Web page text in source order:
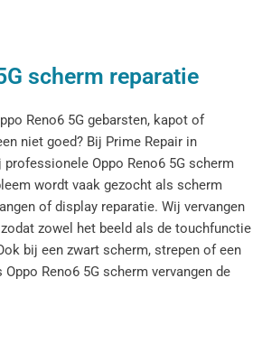
scherm reparatie
Reno6 5G gebarsten, kapot of
niet goed? Bij Prime Repair in
Oppo Reno6 5G scherm
wordt vaak gezocht als scherm
of display reparatie. Wij vervangen
zowel het beeld als de touchfunctie
bij een zwart scherm, strepen of een
Reno6 5G scherm vervangen de